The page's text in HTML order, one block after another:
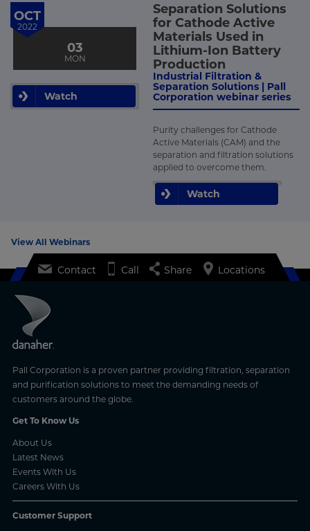
OCT
2022
03
MON
Watch
Separation Solutions
for Cathode Active
Materials Used in
Lithium-Ion Battery
Production
Industrial Filtration &
Separation Solutions | Pall
Corporation webinar series
Purity challenges for Cathode
Active Materials (CAM) and the
separation and filtration solutions
applied to overcome them.
Watch
View All Webinars
Pall Corporation is a proven partner providing filtration, separation
and purification solutions to meet the demanding needs of
customers around the globe.
Get To Know Us
About Us
Latest News
Events With Us
Careers With Us
Customer Support
Contact Call Share Locations